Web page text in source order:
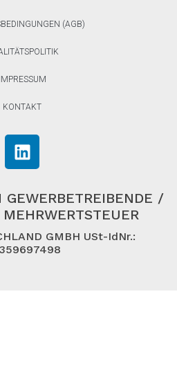
(AGB)
IMPRESSUM
KONTAKT
GEWERBETREIBENDE /
GMBH USt-IdNr.: